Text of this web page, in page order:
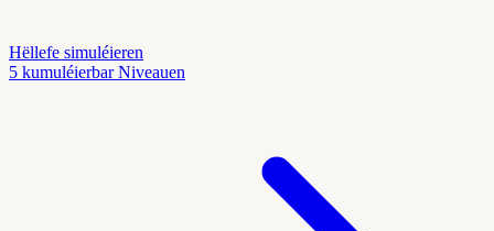
Hëllefe simuléieren
5 kumuléierbar Niveauen